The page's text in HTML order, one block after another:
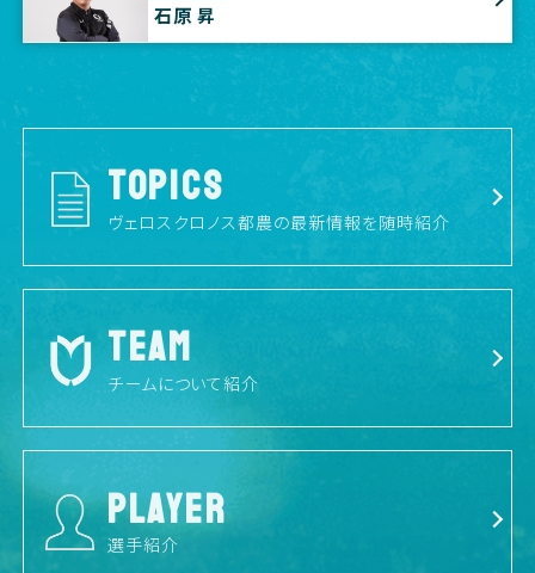
石原 昇
TOPICS
ヴェロスクロノス都農の最新情報を随時紹介
TEAM
チームについて紹介
PLAYER
選手紹介